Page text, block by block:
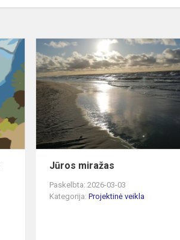
Gražiausias
lietuviškas
žodis
Jūros miražas
Paskelbta: 2026-03-03
Kategorija:Projektinė veikla